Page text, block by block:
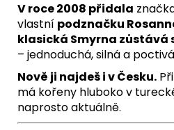
V roce 2008 přidala
vlastní podznačku
klasická Smyrna zůstává
– jednoduchá, silná a
Nově ji najdeš i v Česku.
má kořeny hluboko v
naprosto aktuálně.